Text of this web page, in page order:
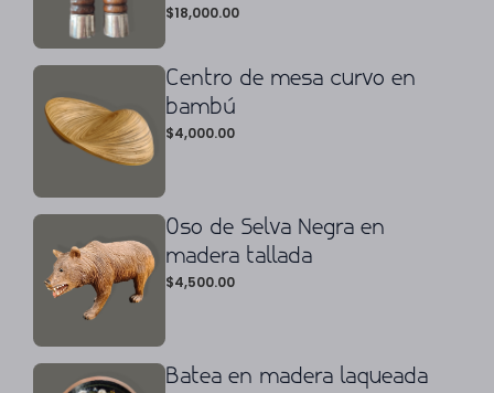
$18,000.00
Centro de mesa curvo en
bambú
$4,000.00
Oso de Selva Negra en
madera tallada
$4,500.00
Batea en madera laqueada